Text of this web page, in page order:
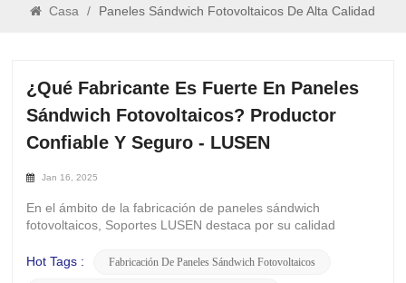
Casa / Paneles Sándwich Fotovoltaicos De Alta Calidad
¿Qué Fabricante Es Fuerte En Paneles
Sándwich Fotovoltaicos? Productor
Confiable Y Seguro - LUSEN
Jan 16, 2025
En el ámbito de la fabricación de paneles sándwich
fotovoltaicos, Soportes LUSEN destaca por su calidad
la industria. Hoy profundicemos en los paneles sándwich
Hot Tags : Fabricación De Paneles Sándwich Fotovoltaicos